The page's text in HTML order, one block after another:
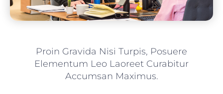
Proin Gravida Nisi Turpis, Posuere
Elementum Leo Laoreet Curabitur
Accumsan Maximus.